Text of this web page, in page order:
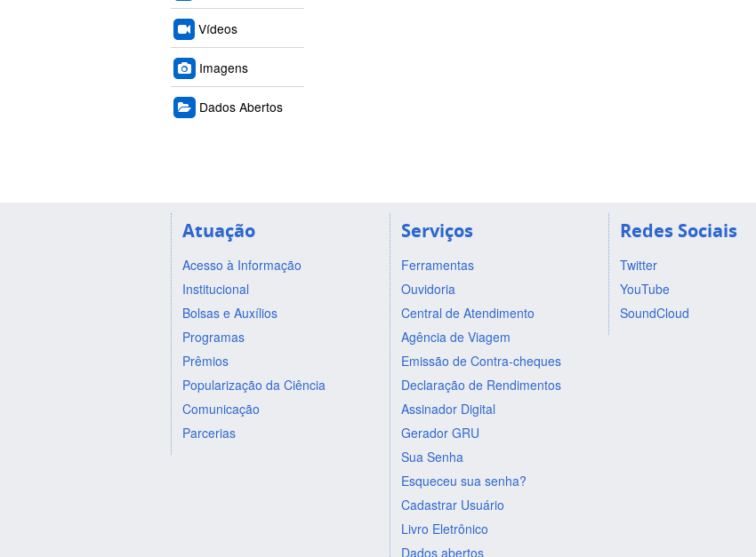
Vídeos
Imagens
Dados Abertos
Atuação
Acesso à Informação
Institucional
Bolsas e Auxílios
Programas
Prêmios
Popularização da Ciência
Comunicação
Parcerias
Serviços
Ferramentas
Ouvidoria
Central de Atendimento
Agência de Viagem
Emissão de Contra-cheques
Declaração de Rendimentos
Assinador Digital
Gerador GRU
Sua Senha
Esqueceu sua senha?
Cadastrar Usuário
Livro Eletrônico
Dados abertos
Redes Sociais
Twitter
YouTube
SoundCloud